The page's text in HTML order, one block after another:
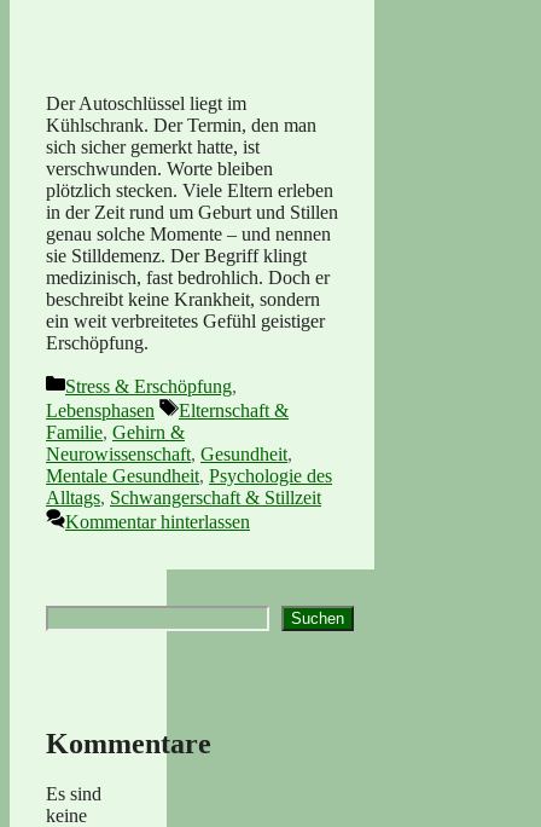
Der Autoschlüssel liegt im
Kühlschrank. Der Termin, den man
sich sicher gemerkt hatte, ist
verschwunden. Worte bleiben
plötzlich stecken. Viele Eltern erleben
in der Zeit rund um Geburt und Stillen
genau solche Momente – und nennen
sie Stilldemenz. Der Begriff klingt
medizinisch, fast bedrohlich. Doch er
beschreibt keine Krankheit, sondern
ein weit verbreitetes Gefühl geistiger
Erschöpfung.
Kategorien
Stress & Erschöpfung,
Lebensphasen
Schlagwörter
Elternschaft &
Familie, Gehirn &
Neurowissenschaft, Gesundheit,
Mentale Gesundheit, Psychologie des
Alltags, Schwangerschaft & Stillzeit
Kommentar hinterlassen
Suchen Suchen
Kommentare
Es sind
keine